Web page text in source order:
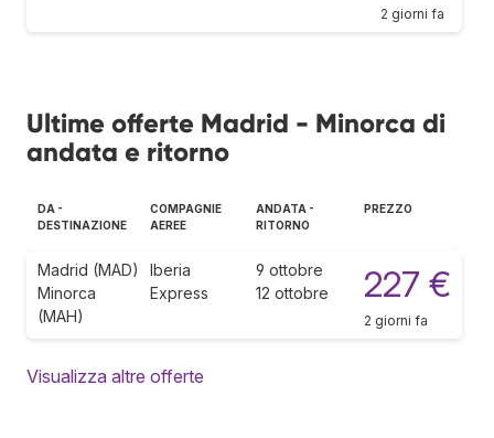
2 giorni fa
Ultime offerte Madrid - Minorca di
andata e ritorno
DA -
DESTINAZIONE
COMPAGNIE
AEREE
ANDATA -
RITORNO
PREZZO
Madrid (MAD)
Minorca
(MAH)
Iberia
Express
9 ottobre
12 ottobre
227 €
2 giorni fa
Visualizza altre offerte